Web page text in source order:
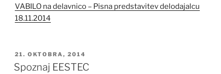
VABILO na delavnico – Pisna predstavitev delodajalcu
18.11.2014
OBJAVLJENO
DNE
21. OKTOBRA, 2014
Spoznaj EESTEC